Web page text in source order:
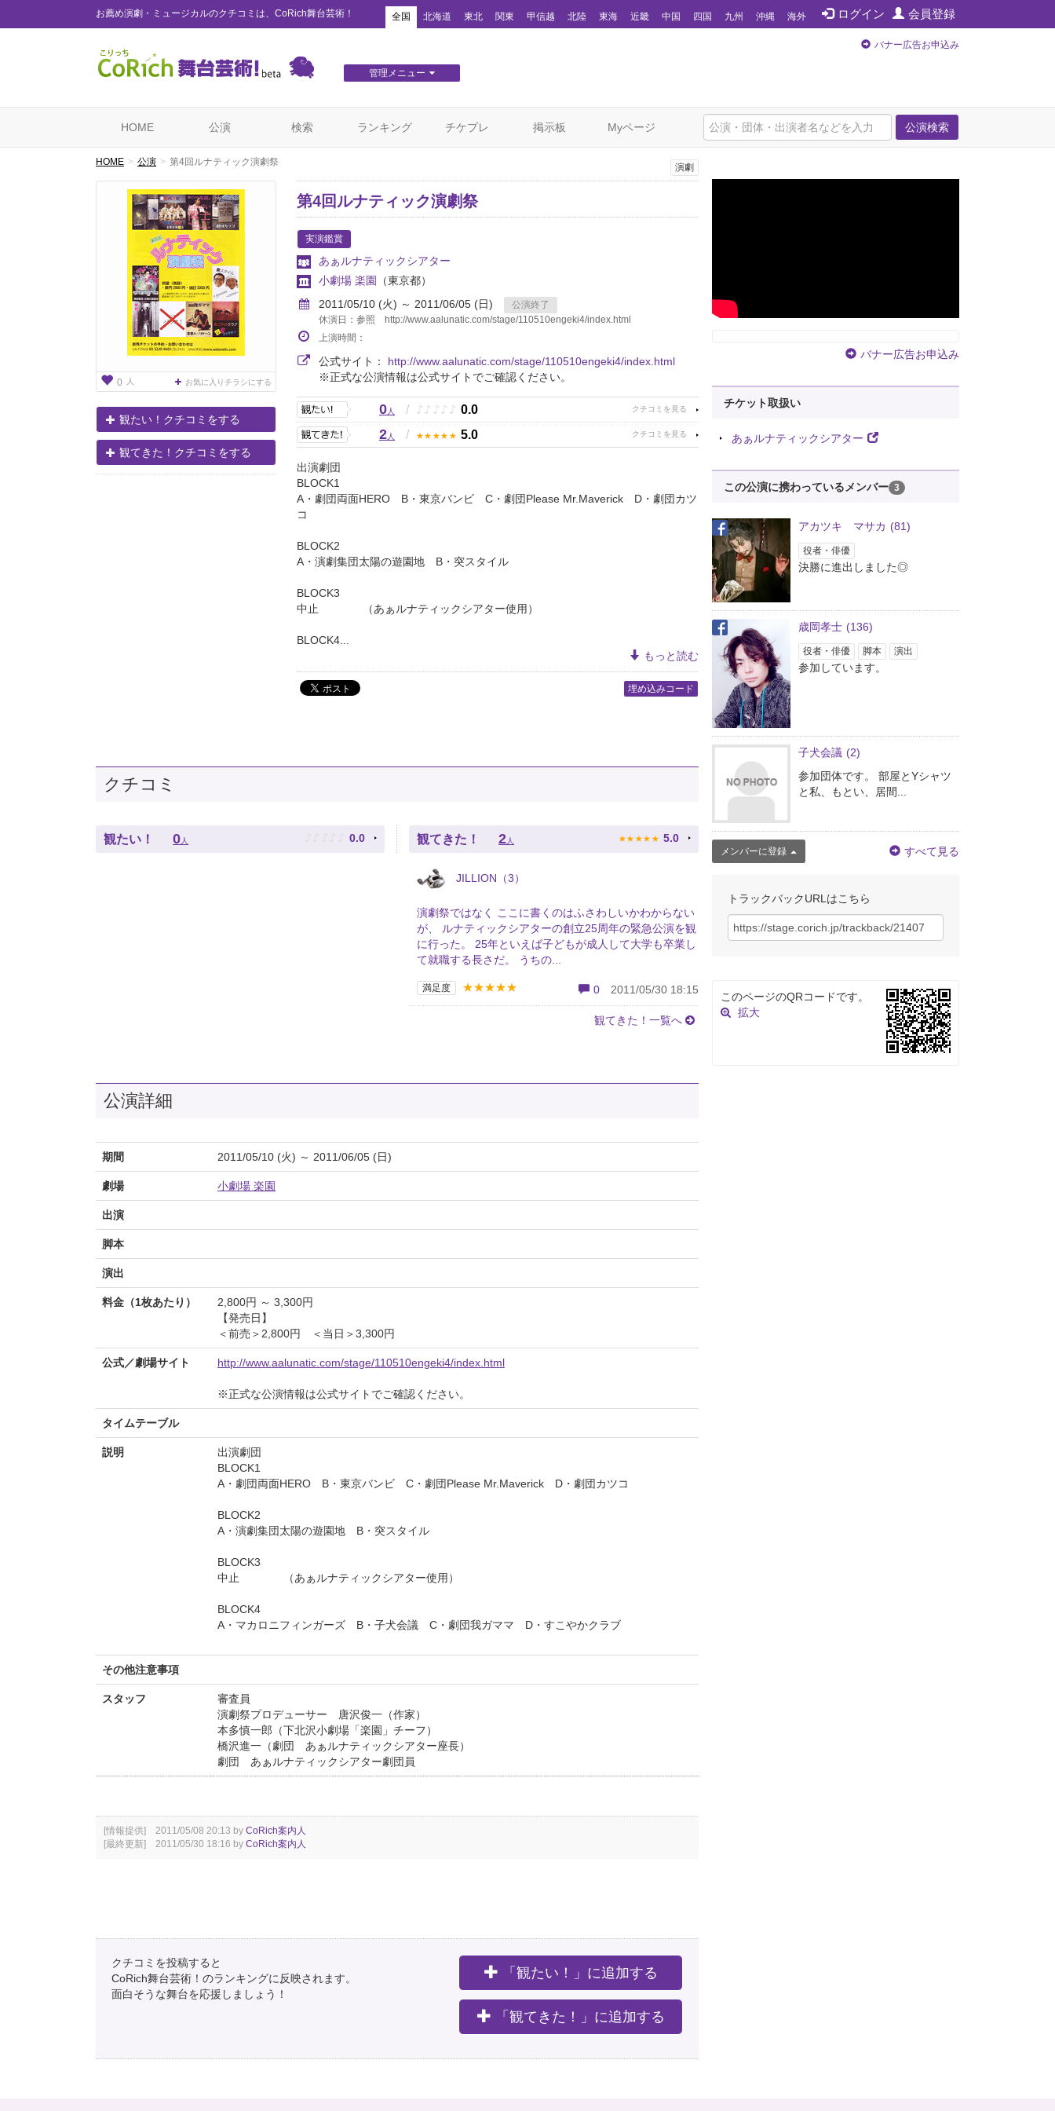
お薦め演劇・ミュージカルのクチコミは、CoRich舞台芸術！ ログイン 会員登録
全国 北海道 東北 関東 甲信越 北陸 東海 近畿 中国 四国 九州 沖縄 海外
管理メニュー
バナー広告お申込み
公演検索
HOME 公演 検索 ランキング チケプレ 掲示板 Myページ
HOME 公演 第4回ルナティック演劇祭
0 人 お気に入りチラシにする
観たい！クチコミをする
観てきた！クチコミをする
演劇
第4回ルナティック演劇祭
実演鑑賞
あぁルナティックシアター
小劇場 楽園
（東京都）
2011/05/10 (火) ～ 2011/06/05 (日)
公演終了
休演日：参照 http://www.aalunatic.com/stage/110510engeki4/index.html
上演時間：
公式サイト： http://www.aalunatic.com/stage/110510engeki4/index.html
※正式な公演情報は公式サイトでご確認ください。
0人 / ♪ ♪ ♪ ♪ ♪ 0.0
2人 / ★ ★ ★ ★ ★ 5.0
出演劇団
BLOCK1
A・劇団両面HERO B・東京バンビ C・劇団Please Mr.Maverick D・劇団カツ
コ
BLOCK2
A・演劇集団太陽の遊園地 B・突スタイル
BLOCK3
中止 （あぁルナティックシアター使用）
BLOCK4...
もっと読む
埋め込みコード
クチコミ
観たい！ 0 人 ♪ ♪ ♪ ♪ ♪ 0.0 観てきた！ 2 人 ★ ★ ★ ★ ★ 5.0
JILLION（3）
演劇祭ではなく ここに書くのはふさわしいかわからない
が、 ルナティックシアターの創立25周年の緊急公演を観
に行った。 25年といえば子どもが成人して大学も卒業し
て就職する長さだ。 うちの...
満足度 ★★★★★ 0 2011/05/30 18:15
観てきた！一覧へ
公演詳細
期間 2011/05/10 (火) ～ 2011/06/05 (日)
劇場 小劇場 楽園
出演
脚本
演出
料金（1枚あたり）
2,800円 ～ 3,300円
【発売日】
＜前売＞2,800円 ＜当日＞3,300円
公式／劇場サイト http://www.aalunatic.com/stage/110510engeki4/index.html
※正式な公演情報は公式サイトでご確認ください。
タイムテーブル
説明
出演劇団
BLOCK1
A・劇団両面HERO B・東京バンビ C・劇団Please Mr.Maverick D・劇団カツコ
BLOCK2
A・演劇集団太陽の遊園地 B・突スタイル
BLOCK3
中止 （あぁルナティックシアター使用）
BLOCK4
A・マカロニフィンガーズ B・子犬会議 C・劇団我ガママ D・すこやかクラブ
その他注意事項
スタッフ
審査員
演劇祭プロデューサー 唐沢俊一（作家）
本多慎一郎（下北沢小劇場「楽園」チーフ）
橋沢進一（劇団 あぁルナティックシアター座長）
劇団 あぁルナティックシアター劇団員
[情報提供] 2011/05/08 20:13 by CoRich案内人
[最終更新] 2011/05/30 18:16 by CoRich案内人
クチコミを投稿すると
CoRich舞台芸術！のランキングに反映されます。
面白そうな舞台を応援しましょう！
「観たい！」に追加する
「観てきた！」に追加する
バナー広告お申込み
チケット取扱い
あぁルナティックシアター
この公演に携わっているメンバー 3
アカツキ マサカ (81)
役者・俳優
決勝に進出しました◎
歳岡孝士 (136)
役者・俳優 脚本 演出
参加しています。
子犬会議 (2)
参加団体です。 部屋とYシャツ
と私、もとい、居間...
メンバーに登録 すべて見る
トラックバックURLはこちら
このページのQRコードです。
拡大